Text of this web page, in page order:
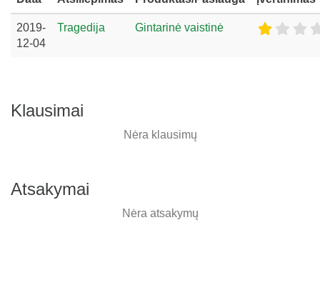
2019-
12-04
Tragedija Gintarinė vaistinė
Klausimai
Nėra klausimų
Atsakymai
Nėra atsakymų